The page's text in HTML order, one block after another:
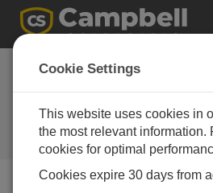
EasyFlux-DL
Datalogger
on the Way
Campbell Update 4th Quarter
Cookie Settings
This website uses cookies in
the most relevant information.
cookies for optimal
Cookies expire 30 days from